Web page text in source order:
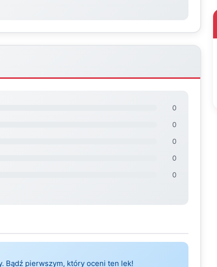
0
0
0
0
0
Bądź pierwszym, który oceni ten lek!